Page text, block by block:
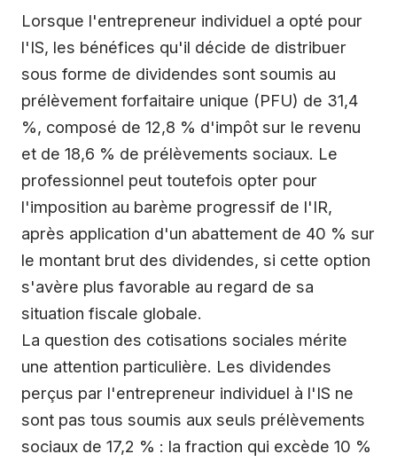
Lorsque l'entrepreneur individuel a opté pour
l'IS, les bénéfices qu'il décide de distribuer
sous forme de dividendes sont soumis au
prélèvement forfaitaire unique (PFU) de 31,4
%, composé de 12,8 % d'impôt sur le revenu
et de 18,6 % de prélèvements sociaux. Le
professionnel peut toutefois opter pour
l'imposition au barème progressif de l'IR,
après application d'un abattement de 40 % sur
le montant brut des dividendes, si cette option
s'avère plus favorable au regard de sa
situation fiscale globale.
La question des cotisations sociales mérite
une attention particulière. Les dividendes
perçus par l'entrepreneur individuel à l'IS ne
sont pas tous soumis aux seuls prélèvements
sociaux de 17,2 % : la fraction qui excède 10 %